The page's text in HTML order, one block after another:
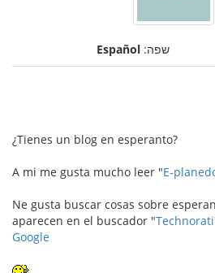
שפה: Español
¿Tienes un blog en esperanto?
A mi me gusta mucho leer "E-
Ne gusta buscar cosas sobre
aparecen en el buscador "Technorati
Google